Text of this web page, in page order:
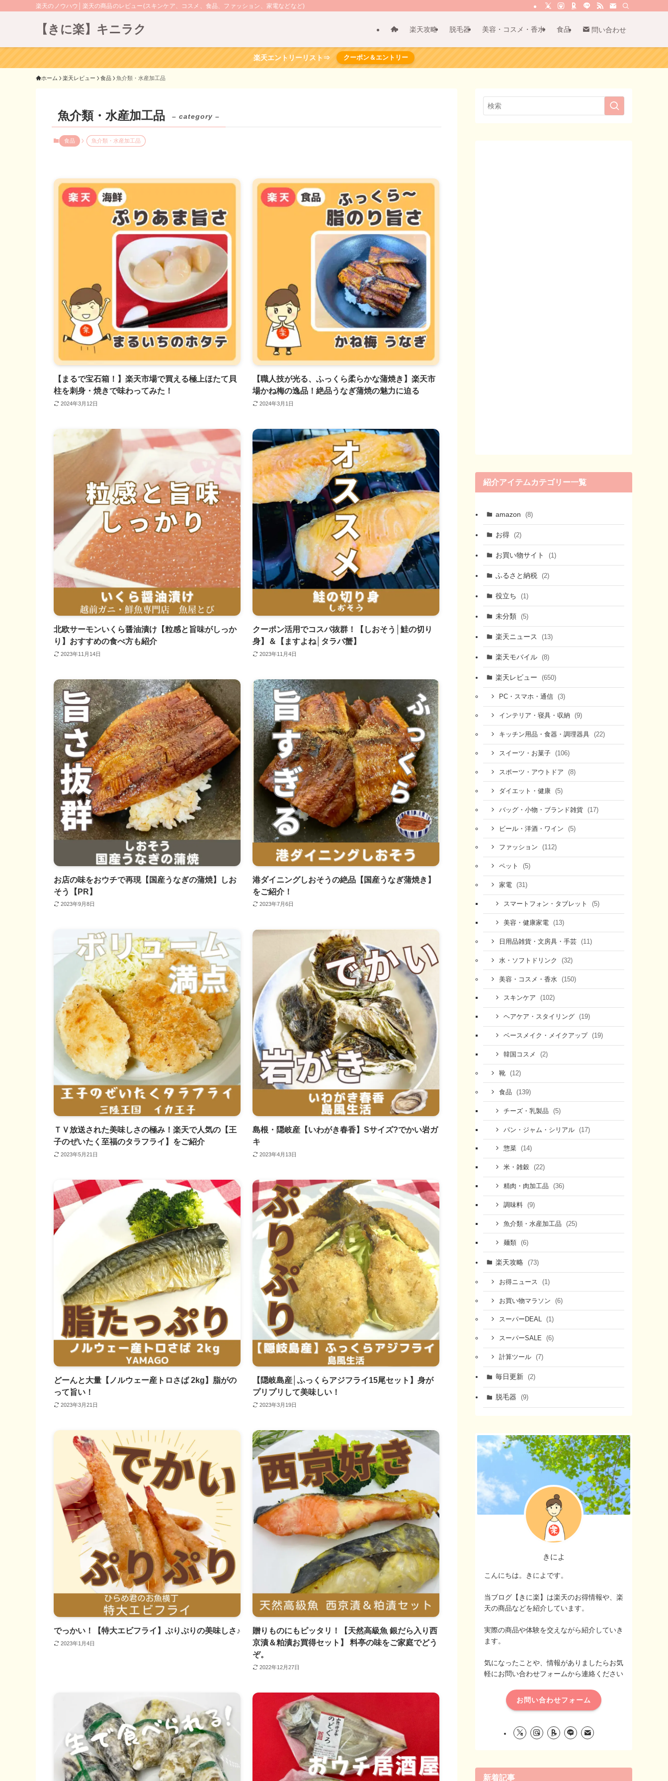
楽天のノウハウ│楽天の商品のレビュー(スキンケア、コスメ、食品、ファッション、家電などなど)
【きに楽】キニラク 楽天攻略 脱毛器 美容・コスメ・香水 食品 問い合わせ
楽天エントリーリスト⇒ クーポン＆エントリー
ホーム 楽天レビュー 食品 魚介類・水産加工品
魚介類・水産加工品 – category –
食品 魚介類・水産加工品
【まるで宝石箱！】楽天市場で買える極上ほたて貝
柱を刺身・焼きで味わってみた！
2024年3月12日
【職人技が光る、ふっくら柔らかな蒲焼き】楽天市
場かね梅の逸品！絶品うなぎ蒲焼の魅力に迫る
2024年3月1日
北欧サーモンいくら醤油漬け【粒感と旨味がしっか
り】おすすめの食べ方も紹介
2023年11月14日
クーポン活用でコスパ抜群！【しおそう│鮭の切り
身】＆【ますよね│タラバ蟹】
2023年11月4日
お店の味をおウチで再現【国産うなぎの蒲焼】しお
そう【PR】
2023年9月8日
港ダイニングしおそうの絶品【国産うなぎ蒲焼き】
をご紹介！
2023年7月6日
ＴＶ放送された美味しさの極み！楽天で人気の【王
子のぜいたく至福のタラフライ】をご紹介
2023年5月21日
島根・隠岐産【いわがき春香】Sサイズ?でかい岩ガ
キ
2023年4月13日
どーんと大量【ノルウェー産トロさば 2kg】脂がの
って旨い！
2023年3月21日
【隠岐島産│ふっくらアジフライ15尾セット】身が
プリプリして美味しい！
2023年3月19日
でっかい！【特大エビフライ】ぷりぷりの美味しさ♪
2023年1月4日
贈りものにもピッタリ！【天然高級魚 銀だら入り西
京漬＆粕漬お買得セット】 料亭の味をご家庭でどう
ぞ。
2022年12月27日
紹介アイテムカテゴリー一覧
amazon (8)
お得 (2)
お買い物サイト (1)
ふるさと納税 (2)
役立ち (1)
未分類 (5)
楽天ニュース (13)
楽天モバイル (8)
楽天レビュー (650)
PC・スマホ・通信 (3)
インテリア・寝具・収納 (9)
キッチン用品・食器・調理器具 (22)
スイーツ・お菓子 (106)
スポーツ・アウトドア (8)
ダイエット・健康 (5)
バッグ・小物・ブランド雑貨 (17)
ビール・洋酒・ワイン (5)
ファッション (112)
ペット (5)
家電 (31)
スマートフォン・タブレット (5)
美容・健康家電 (13)
日用品雑貨・文房具・手芸 (11)
水・ソフトドリンク (32)
美容・コスメ・香水 (150)
スキンケア (102)
ヘアケア・スタイリング (19)
ベースメイク・メイクアップ (19)
韓国コスメ (2)
靴 (12)
食品 (139)
チーズ・乳製品 (5)
パン・ジャム・シリアル (17)
惣菜 (14)
米・雑穀 (22)
精肉・肉加工品 (36)
調味料 (9)
魚介類・水産加工品 (25)
麺類 (6)
楽天攻略 (73)
お得ニュース (1)
お買い物マラソン (6)
スーパーDEAL (1)
スーパーSALE (6)
計算ツール (7)
毎日更新 (2)
脱毛器 (9)
きによ
こんにちは。きによです。
当ブログ【きに楽】は楽天のお得情報や、楽
天の商品などを紹介しています。
実際の商品や体験を交えながら紹介していき
ます。
気になったことや、情報がありましたらお気
軽にお問い合わせフォームから連絡ください
お問い合わせフォーム
新着記事